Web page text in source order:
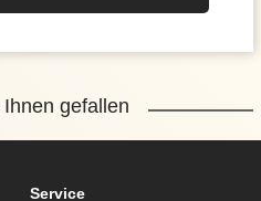
gefallen
Service